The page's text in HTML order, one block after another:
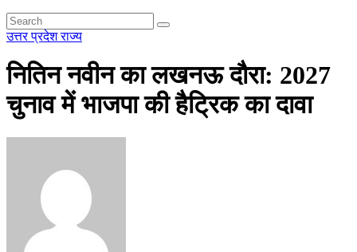
उत्तर प्रदेशराज्य
नितिन नवीन का लखनऊ दौरा: 2027
चुनाव में भाजपा की हैट्रिक का दावा